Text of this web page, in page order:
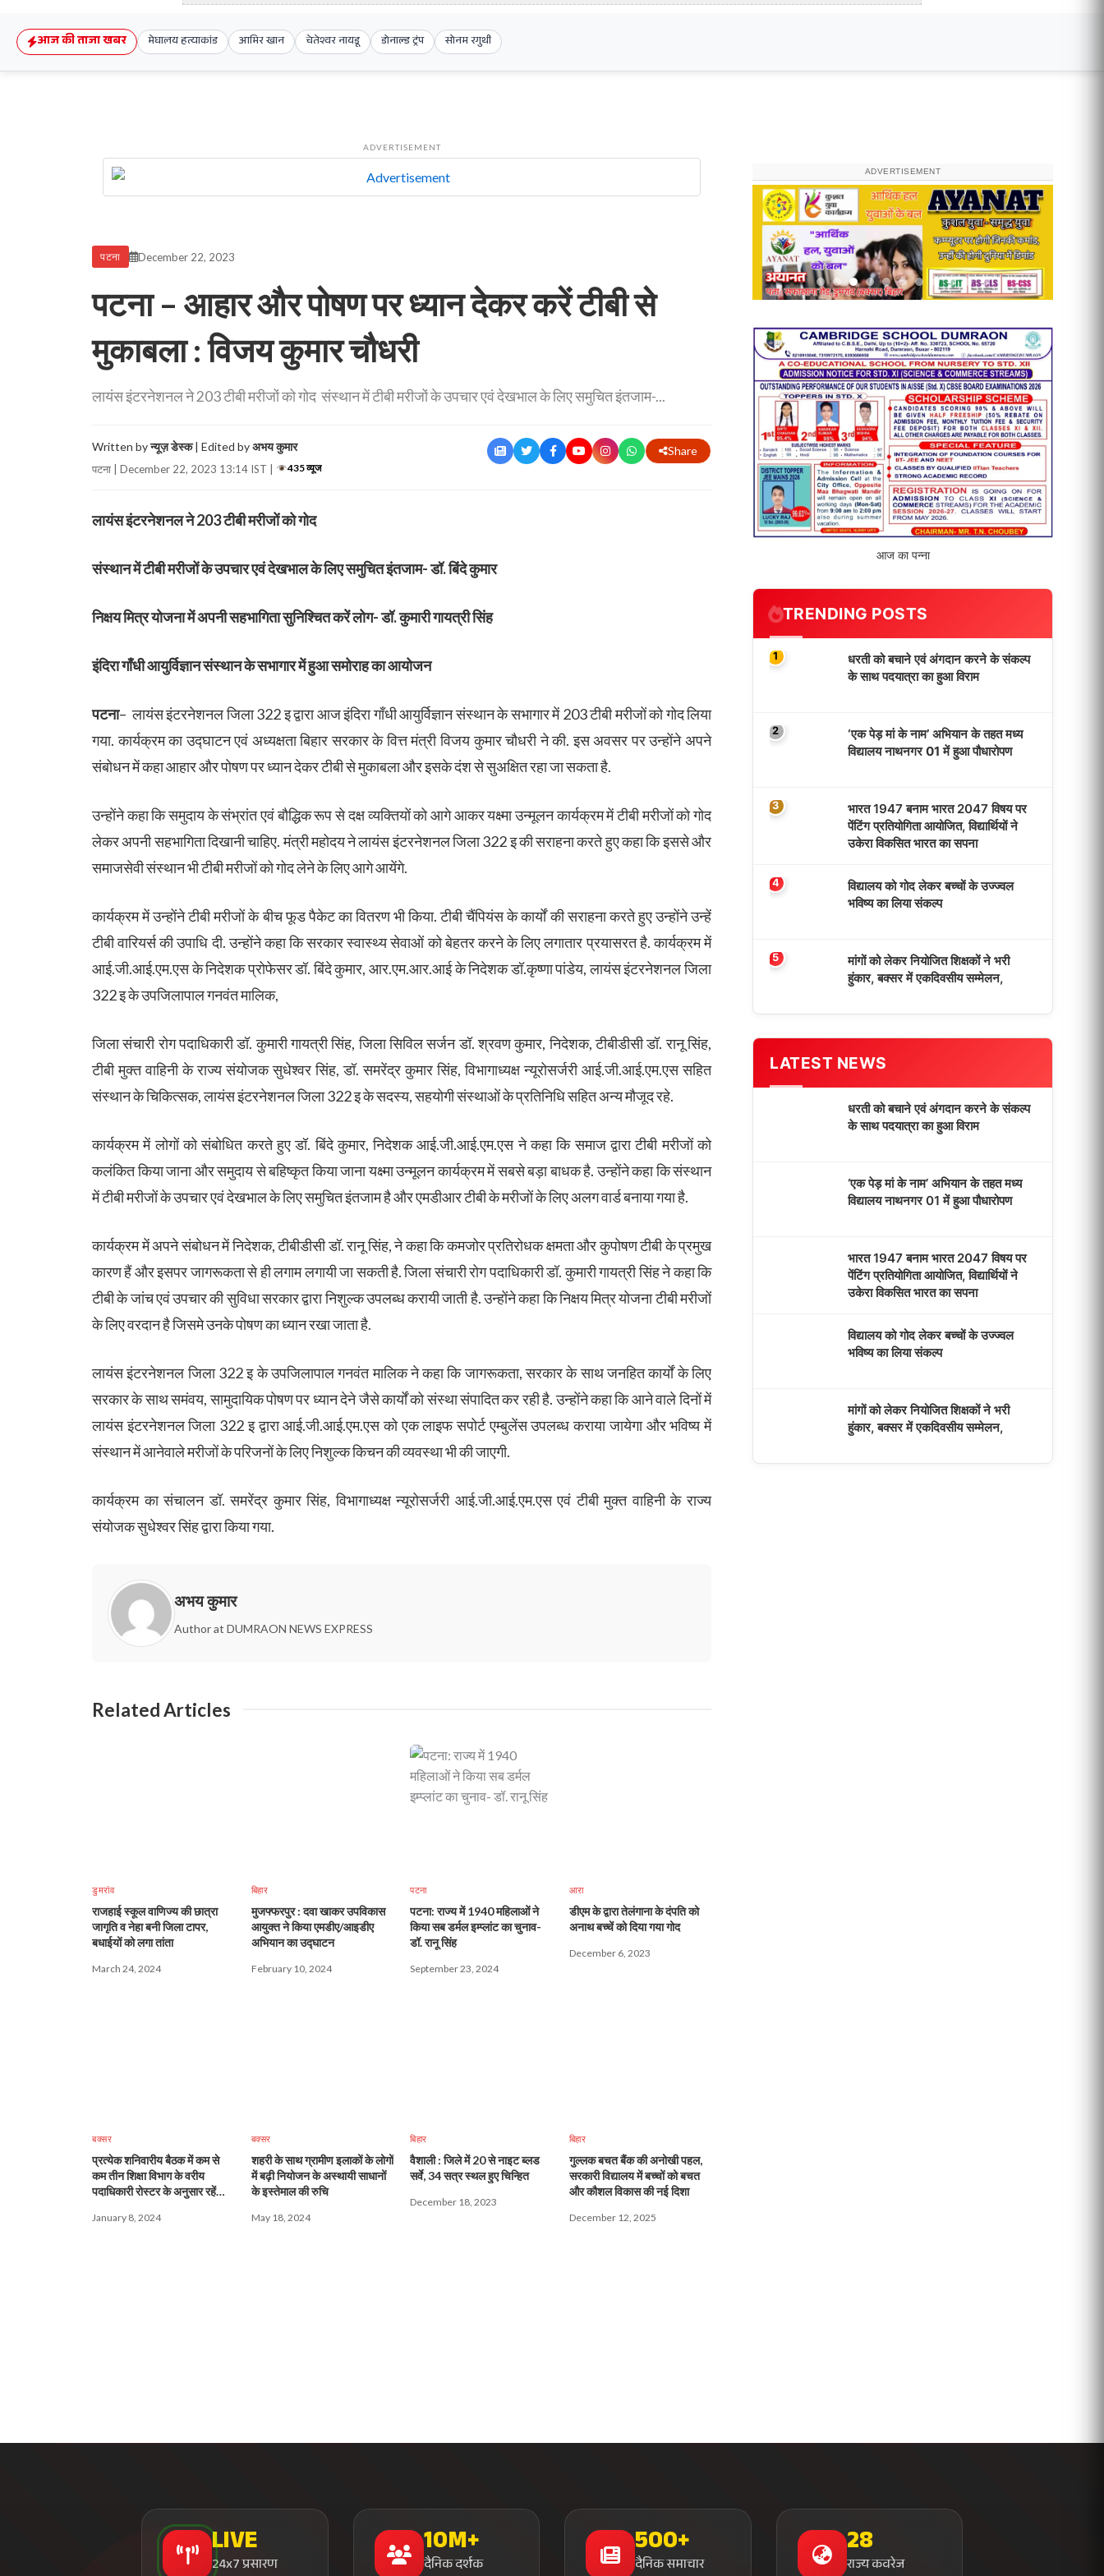
आज की ताजा खबर मेघालय हत्याकांड आमिर खान चेतेश्वर नायडू डोनाल्ड ट्रंप सोनम रगुथी
ADVERTISEMENT
पटना December 22, 2023
पटना – आहार और पोषण पर ध्यान देकर करें टीबी से
मुकाबला : विजय कुमार चौधरी
लायंस इंटरनेशनल ने 203 टीबी मरीजों को गोद संस्थान में टीबी मरीजों के उपचार एवं देखभाल के लिए समुचित इंतजाम-...
Written byन्यूज़ डेस्क| Edited byअभय कुमार
पटना | December 22, 2023 13:14 IST | 435 व्यूज
Share
लायंस इंटरनेशनल ने 203 टीबी मरीजों को गोद
संस्थान में टीबी मरीजों के उपचार एवं देखभाल के लिए समुचित इंतजाम- डॉ. बिंदे कुमार
निक्षय मित्र योजना में अपनी सहभागिता सुनिश्चित करें लोग- डॉ. कुमारी गायत्री सिंह
इंदिरा गाँधी आयुर्विज्ञान संस्थान के सभागार में हुआ समोराह का आयोजन
पटना– लायंस इंटरनेशनल जिला 322 इ द्वारा आज इंदिरा गाँधी आयुर्विज्ञान संस्थान के सभागार में 203 टीबी मरीजों को गोद लिया
गया. कार्यक्रम का उद्घाटन एवं अध्यक्षता बिहार सरकार के वित्त मंत्री विजय कुमार चौधरी ने की. इस अवसर पर उन्होंने अपने
संबोधन में कहा आहार और पोषण पर ध्यान देकर टीबी से मुकाबला और इसके दंश से सुअक्षित रहा जा सकता है.
उन्होंने कहा कि समुदाय के संभ्रांत एवं बौद्धिक रूप से दक्ष व्यक्तियों को आगे आकर यक्ष्मा उन्मूलन कार्यक्रम में टीबी मरीजों को गोद
लेकर अपनी सहभागिता दिखानी चाहिए. मंत्री महोदय ने लायंस इंटरनेशनल जिला 322 इ की सराहना करते हुए कहा कि इससे और
समाजसेवी संस्थान भी टीबी मरीजों को गोद लेने के लिए आगे आयेंगे.
कार्यक्रम में उन्होंने टीबी मरीजों के बीच फूड पैकेट का वितरण भी किया. टीबी चैंपियंस के कार्यों की सराहना करते हुए उन्होंने उन्हें
टीबी वारियर्स की उपाधि दी. उन्होंने कहा कि सरकार स्वास्थ्य सेवाओं को बेहतर करने के लिए लगातार प्रयासरत है. कार्यक्रम में
आई.जी.आई.एम.एस के निदेशक प्रोफेसर डॉ. बिंदे कुमार, आर.एम.आर.आई के निदेशक डॉ.कृष्णा पांडेय, लायंस इंटरनेशनल जिला
322 इ के उपजिलापाल गनवंत मालिक,
जिला संचारी रोग पदाधिकारी डॉ. कुमारी गायत्री सिंह, जिला सिविल सर्जन डॉ. श्रवण कुमार, निदेशक, टीबीडीसी डॉ. रानू सिंह,
टीबी मुक्त वाहिनी के राज्य संयोजक सुधेश्वर सिंह, डॉ. समरेंद्र कुमार सिंह, विभागाध्यक्ष न्यूरोसर्जरी आई.जी.आई.एम.एस सहित
संस्थान के चिकित्सक, लायंस इंटरनेशनल जिला 322 इ के सदस्य, सहयोगी संस्थाओं के प्रतिनिधि सहित अन्य मौजूद रहे.
कार्यक्रम में लोगों को संबोधित करते हुए डॉ. बिंदे कुमार, निदेशक आई.जी.आई.एम.एस ने कहा कि समाज द्वारा टीबी मरीजों को
कलंकित किया जाना और समुदाय से बहिष्कृत किया जाना यक्ष्मा उन्मूलन कार्यक्रम में सबसे बड़ा बाधक है. उन्होंने कहा कि संस्थान
में टीबी मरीजों के उपचार एवं देखभाल के लिए समुचित इंतजाम है और एमडीआर टीबी के मरीजों के लिए अलग वार्ड बनाया गया है.
कार्यक्रम में अपने संबोधन में निदेशक, टीबीडीसी डॉ. रानू सिंह, ने कहा कि कमजोर प्रतिरोधक क्षमता और कुपोषण टीबी के प्रमुख
कारण हैं और इसपर जागरूकता से ही लगाम लगायी जा सकती है. जिला संचारी रोग पदाधिकारी डॉ. कुमारी गायत्री सिंह ने कहा कि
टीबी के जांच एवं उपचार की सुविधा सरकार द्वारा निशुल्क उपलब्ध करायी जाती है. उन्होंने कहा कि निक्षय मित्र योजना टीबी मरीजों
के लिए वरदान है जिसमे उनके पोषण का ध्यान रखा जाता है.
लायंस इंटरनेशनल जिला 322 इ के उपजिलापाल गनवंत मालिक ने कहा कि जागरूकता, सरकार के साथ जनहित कार्यों के लिए
सरकार के साथ समंवय, सामुदायिक पोषण पर ध्यान देने जैसे कार्यों को संस्था संपादित कर रही है. उन्होंने कहा कि आने वाले दिनों में
लायंस इंटरनेशनल जिला 322 इ द्वारा आई.जी.आई.एम.एस को एक लाइफ सपोर्ट एम्बुलेंस उपलब्ध कराया जायेगा और भविष्य में
संस्थान में आनेवाले मरीजों के परिजनों के लिए निशुल्क किचन की व्यवस्था भी की जाएगी.
कार्यक्रम का संचालन डॉ. समरेंद्र कुमार सिंह, विभागाध्यक्ष न्यूरोसर्जरी आई.जी.आई.एम.एस एवं टीबी मुक्त वाहिनी के राज्य
संयोजक सुधेश्वर सिंह द्वारा किया गया.
अभय कुमार
Author at DUMRAON NEWS EXPRESS
Related Articles
डुमरांव
राजहाई स्कूल वाणिज्य की छात्रा
जागृति व नेहा बनी जिला टापर,
बधाईयों को लगा तांता
March 24, 2024
बिहार
मुजफ्फरपुर : दवा खाकर उपविकास
आयुक्त ने किया एमडीए/आइडीए
अभियान का उद्घाटन
February 10, 2024
पटना
पटना: राज्य में 1940 महिलाओं ने
किया सब डर्मल इम्प्लांट का चुनाव-
डॉ. रानू सिंह
September 23, 2024
आरा
डीएम के द्वारा तेलंगाना के दंपति को
अनाथ बच्चें को दिया गया गोद
December 6, 2023
बक्सर
प्रत्येक शनिवारीय बैठक में कम से
कम तीन शिक्षा विभाग के वरीय
पदाधिकारी रोस्टर के अनुसार रहें
January 8, 2024
बक्सर
शहरी के साथ ग्रामीण इलाकों के लोगों
में बढ़ी नियोजन के अस्थायी साधानों
के इस्तेमाल की रुचि
May 18, 2024
बिहार
वैशाली : जिले में 20 से नाइट ब्लड
सर्वे, 34 सत्र स्थल हुए चिन्हित
December 18, 2023
बिहार
गुल्लक बचत बैंक की अनोखी पहल,
सरकारी विद्यालय में बच्चों को बचत
और कौशल विकास की नई दिशा
December 12, 2025
ADVERTISEMENT
आज का पन्ना
TRENDING POSTS
1
धरती को बचाने एवं अंगदान करने के संकल्प
के साथ पदयात्रा का हुआ विराम
2
‘एक पेड़ मां के नाम’ अभियान के तहत मध्य
विद्यालय नाथनगर 01 में हुआ पौधारोपण
3
भारत 1947 बनाम भारत 2047 विषय पर
पेंटिंग प्रतियोगिता आयोजित, विद्यार्थियों ने
उकेरा विकसित भारत का सपना
4
विद्यालय को गोद लेकर बच्चों के उज्ज्वल
भविष्य का लिया संकल्प
5
मांगों को लेकर नियोजित शिक्षकों ने भरी
हुंकार, बक्सर में एकदिवसीय सम्मेलन,
LATEST NEWS
धरती को बचाने एवं अंगदान करने के संकल्प
के साथ पदयात्रा का हुआ विराम
‘एक पेड़ मां के नाम’ अभियान के तहत मध्य
विद्यालय नाथनगर 01 में हुआ पौधारोपण
भारत 1947 बनाम भारत 2047 विषय पर
पेंटिंग प्रतियोगिता आयोजित, विद्यार्थियों ने
उकेरा विकसित भारत का सपना
विद्यालय को गोद लेकर बच्चों के उज्ज्वल
भविष्य का लिया संकल्प
मांगों को लेकर नियोजित शिक्षकों ने भरी
हुंकार, बक्सर में एकदिवसीय सम्मेलन,
LIVE
24x7 प्रसारण
10M+
दैनिक दर्शक
500+
दैनिक समाचार
28
राज्य कवरेज